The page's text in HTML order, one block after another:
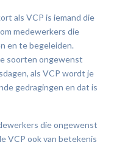
als VCP is iemand die
medewerkers die
en te begeleiden.
soorten ongewenst
als VCP wordt je
gedragingen en dat is
die ongewenst
VCP ook van betekenis